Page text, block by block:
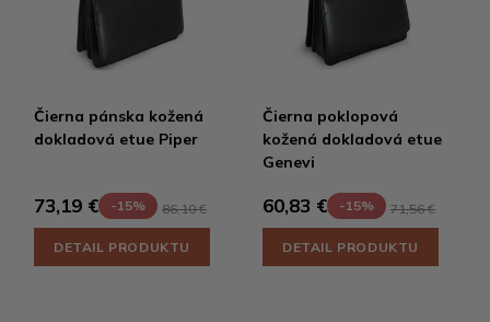
Čierna pánska kožená
dokladová etue Piper
73,19 € -15% 86,10 €
DETAIL PRODUKTU
Čierna poklopová
kožená dokladová etue
Genevi
60,83 € -15% 71,56 €
DETAIL PRODUKTU